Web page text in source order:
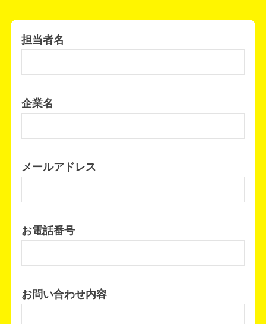
担当者名
企業名
メールアドレス
お電話番号
お問い合わせ内容